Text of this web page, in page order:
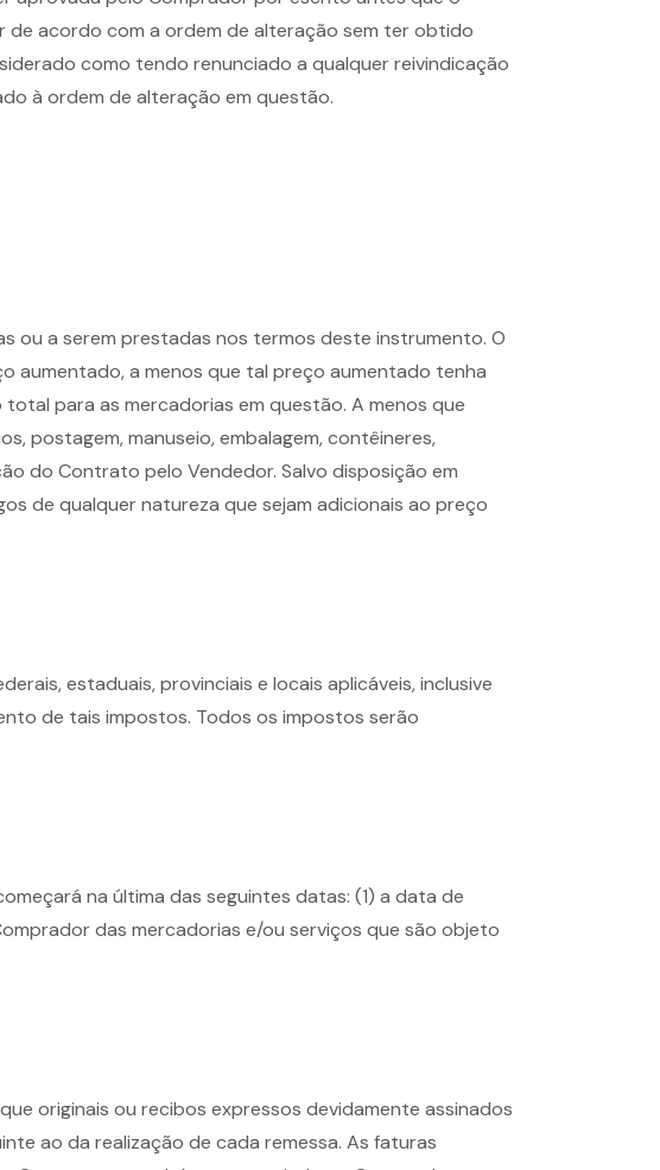
acordo com a ordem de alteração sem ter obtido
como tendo renunciado a qualquer reivindicação
à ordem de alteração em questão.
ou a serem prestadas nos termos deste instrumento. O
aumentado, a menos que tal preço aumentado tenha
para as mercadorias em questão. A menos que
postagem, manuseio, embalagem, contêineres,
do Contrato pelo Vendedor. Salvo disposição em
de qualquer natureza que sejam adicionais ao preço
estaduais, provinciais e locais aplicáveis, inclusive
de tais impostos. Todos os impostos serão
na última das seguintes datas: (1) a data de
das mercadorias e/ou serviços que são objeto
originais ou recibos expressos devidamente assinados
ao da realização de cada remessa. As faturas